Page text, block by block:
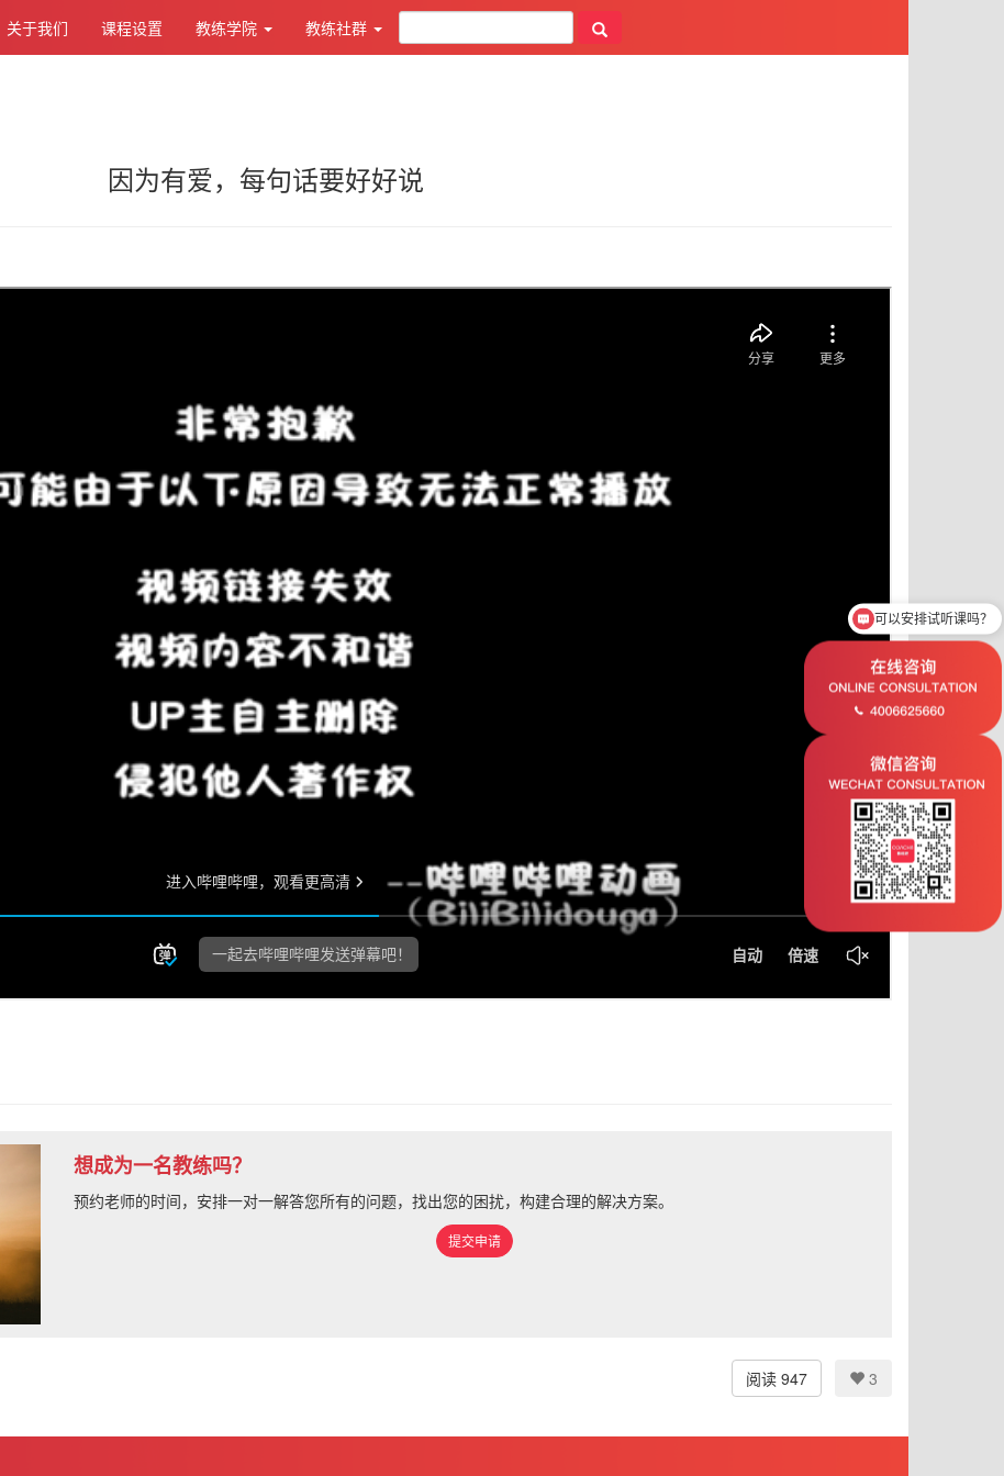
关于我们 课程设置 教练学院 教练社群
因为有爱，每句话要好好说
想成为一名教练吗？
预约老师的时间，安排一对一解答您所有的问题，找出您的困扰，构建合理的解决方案。
提交申请
阅读 947 3
可以安排试听课吗？